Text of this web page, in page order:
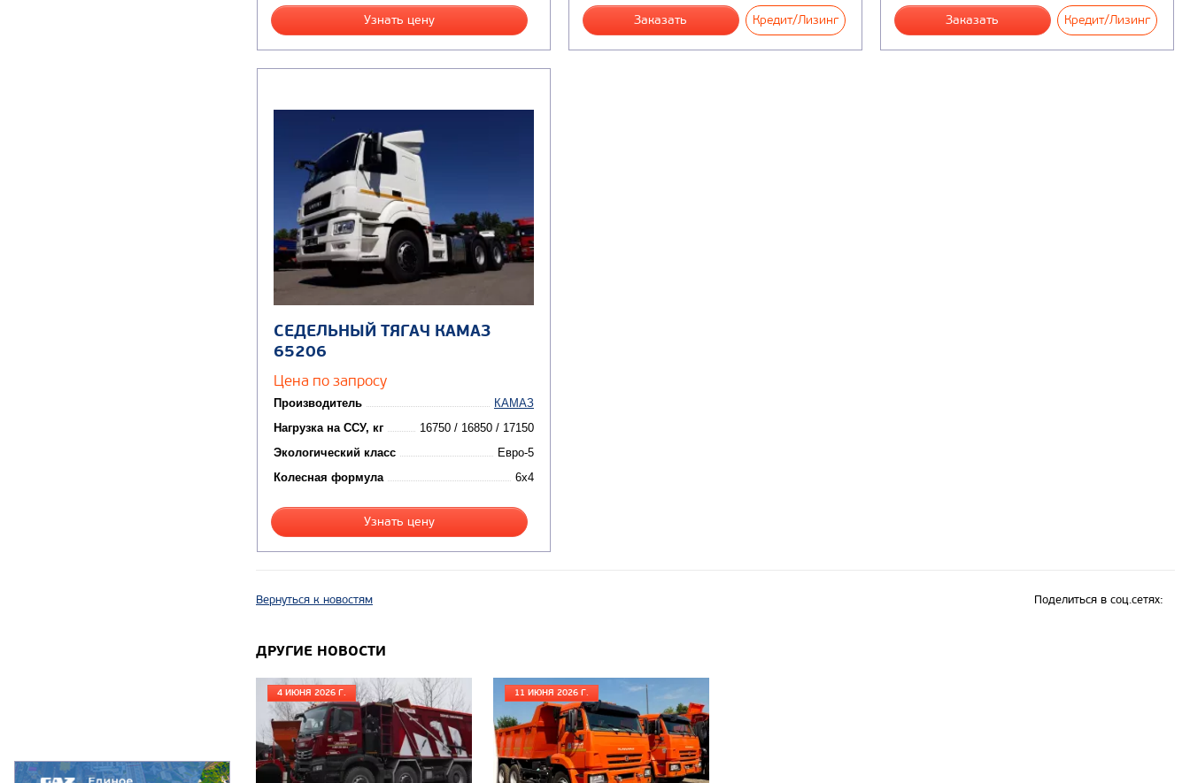
Узнать цену Заказать Кредит/Лизинг Заказать Кредит/Лизинг
СЕДЕЛЬНЫЙ ТЯГАЧ КАМАЗ
65206
Цена по запросу
Производитель
КАМАЗ
Нагрузка на ССУ, кг
16750 / 16850 / 17150
Экологический класс
Евро-5
Колесная формула
6x4
Узнать цену
Вернуться к новостям Поделиться в соц.сетях:
ДРУГИЕ НОВОСТИ
4 ИЮНЯ 2026 Г. 11 ИЮНЯ 2026 Г.